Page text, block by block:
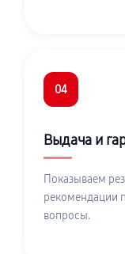
04
Выдача и
Показываем
рекомендации
вопросы.